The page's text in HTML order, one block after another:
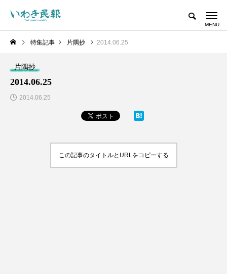
特集記事 片隅抄 2014.06.25
片隅抄
2014.06.25
2014.06.25
この記事のタイトルとURLをコピーする